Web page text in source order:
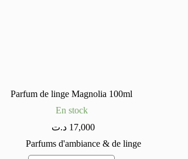
Parfum de linge Magnolia 100ml
En stock
17,000 د.ت
Parfums d'ambiance & de linge